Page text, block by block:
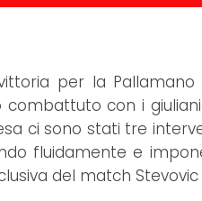
per la Pallamano
con i
ci sono stati tre
fluidamente e
del match